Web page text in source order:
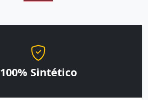
100% Sintético